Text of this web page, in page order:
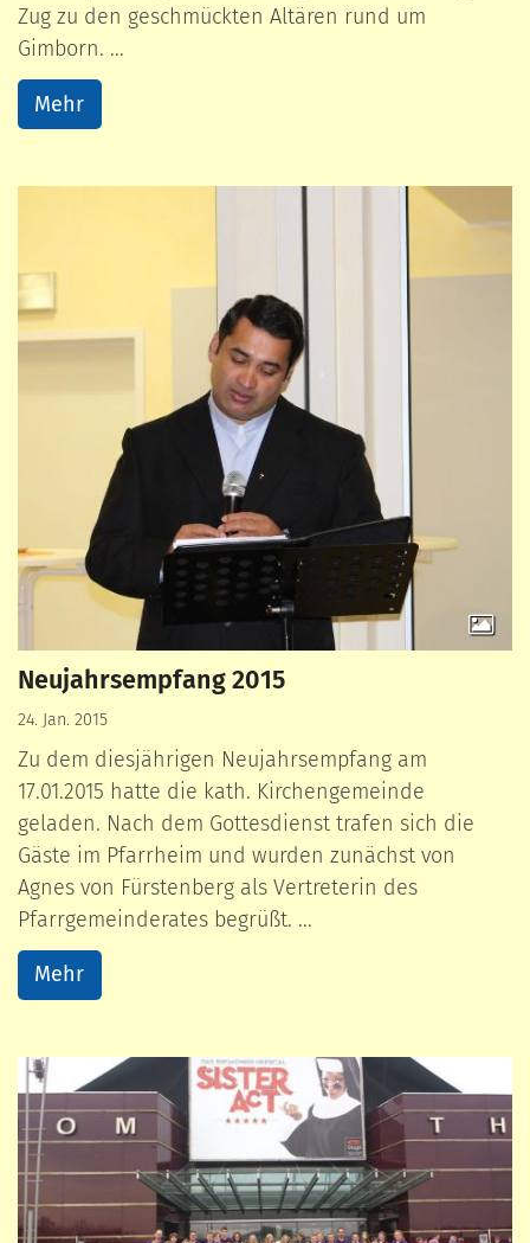
Zug zu den geschmückten Altären rund um
Gimborn. ...
Mehr
Neujahrsempfang 2015
24. Jan. 2015
Zu dem diesjährigen Neujahrsempfang am
17.01.2015 hatte die kath. Kirchengemeinde
geladen. Nach dem Gottesdienst trafen sich die
Gäste im Pfarrheim und wurden zunächst von
Agnes von Fürstenberg als Vertreterin des
Pfarrgemeinderates begrüßt. ...
Mehr